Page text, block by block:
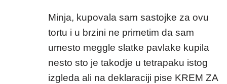
Minja, kupovala sam sastojke za ovu
tortu i u brzini ne primetim da sam
umesto meggle slatke pavlake kupila
nesto sto je takodje u tetrapaku istog
izgleda ali na deklaraciji pise KREM ZA